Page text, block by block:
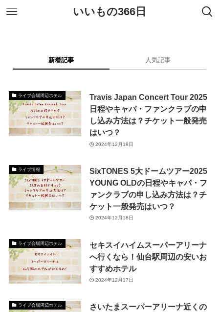
いいもの366日
新着記事 人気記事
ライブ会場周辺ホテル
Travis Japan Concert Tour 2025
日程やキャパ・ファンクラブの申
し込み方法は？チケット一般発売
はいつ？
2024年12月19日
ライブ情報
SixTONES 5大ドームツアー2025
YOUNG OLDの日程やキャパ・フ
ァンクラブの申し込み方法は？チ
ケット一般発売はいつ？
2024年12月18日
ライブ会場周辺ホテル
セキスイハイムスーパーアリーナ
へ行くなら！仙台駅周辺の安いお
すすめホテル
2024年12月17日
ライブ会場周辺ホテル
さいたまスーパーアリーナ近くの